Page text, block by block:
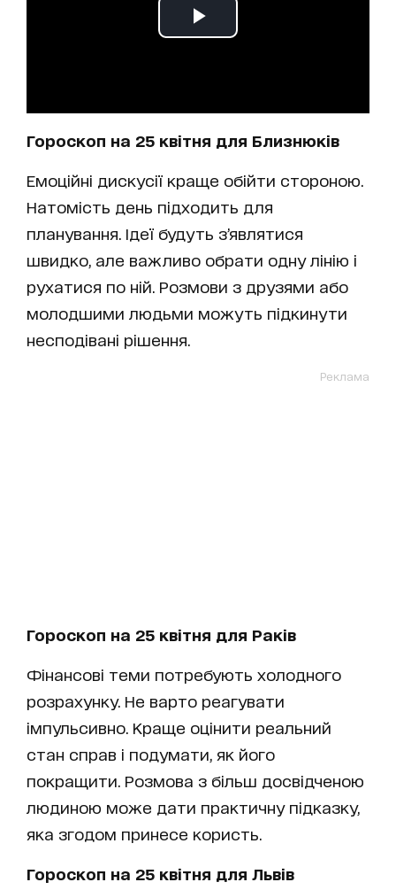
Гороскоп на 25 квітня для Близнюків
Емоційні дискусії краще обійти стороною.
Натомість день підходить для
планування. Ідеї будуть з’являтися
швидко, але важливо обрати одну лінію і
рухатися по ній. Розмови з друзями або
молодшими людьми можуть підкинути
несподівані рішення.
Реклама
Гороскоп на 25 квітня для Раків
Фінансові теми потребують холодного
розрахунку. Не варто реагувати
імпульсивно. Краще оцінити реальний
стан справ і подумати, як його
покращити. Розмова з більш досвідченою
людиною може дати практичну підказку,
яка згодом принесе користь.
Гороскоп на 25 квітня для Львів